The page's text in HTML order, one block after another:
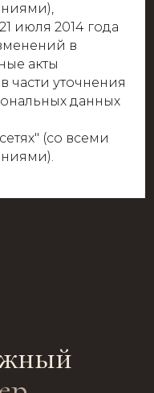
июля 2014 года
в
акты
уточнения
данных
(со всеми